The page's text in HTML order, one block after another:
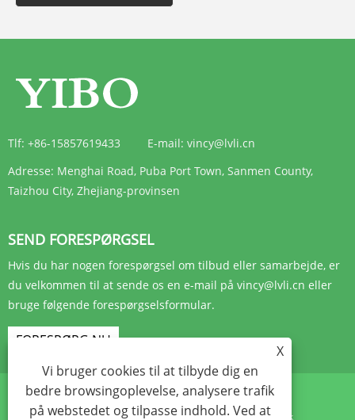
Tlf: +86-15857619433 E-mail: vincy@lvli.cn
Adresse: Menghai Road, Puba Port Town, Sanmen County,
Taizhou City, Zhejiang-provinsen
SEND FORESPØRGSEL
Hvis du har nogen forespørgsel om tilbud eller samarbejde, er
du velkommen til at sende os en e-mail på vincy@lvli.cn eller
bruge følgende forespørgselsformular.
FORESPØRG NU
Links Sitemap RSS XML Privatlivspolitik
X
Vi bruger cookies til at tilbyde dig en
bedre browsingoplevelse, analysere trafik
på webstedet og tilpasse indhold. Ved at